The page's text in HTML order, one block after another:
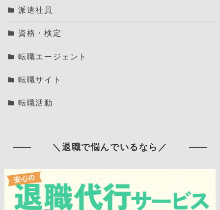
派遣社員
資格・検定
転職エージェント
転職サイト
転職活動
＼退職で悩んでいるなら／